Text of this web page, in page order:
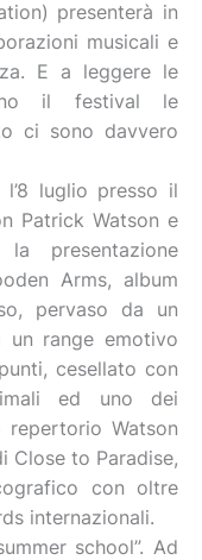
presenterà in
musicali e
E a leggere le
il festival le
ci sono davvero
luglio presso il
Patrick Watson e
presentazione
Arms, album
pervaso da un
range emotivo
cesellato con
ed uno dei
repertorio Watson
Close to Paradise,
con oltre
internazionali.
school”. Ad